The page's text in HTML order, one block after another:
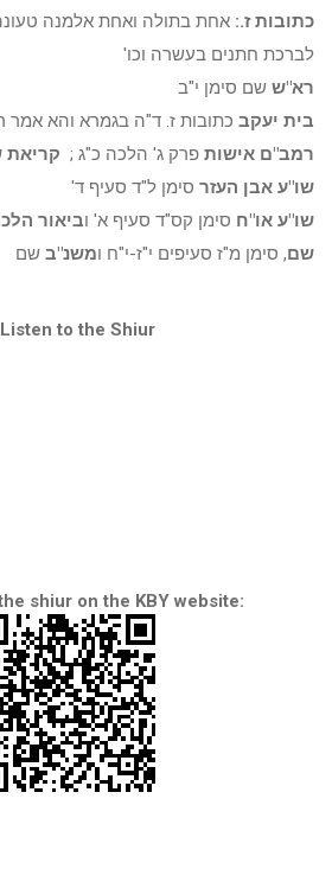
כתובות ז.: אחת בתולה ואחת אלמנה
לברכת חתנים בעשרה וכו'
רא"ש שם סימן י"ב
בית יעקב כתובות ז. ד"ה בגמרא והא אמר
רמב"ם אישות פרק ג' הלכה כ"ג ;
שו"ע אבן העזר סימן ל"ד סעיף ד'
שו"ע או"ח סימן קס"ד סעיף א' וביאור
שם, סימן מ"ז סעיפים י"ז-י"ח ומשנ"ב שם
to the Shiur
shiur on the KBY website: